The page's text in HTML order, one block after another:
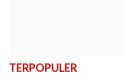
TERPOPULER